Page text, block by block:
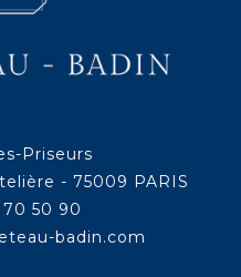
Priseurs
- 75009 PARIS
50 90
badin.com